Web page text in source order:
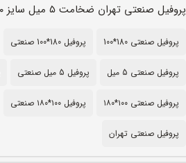
پروفیل صنعتی تهران ضخامت ۵ میل سایز ۱۸۰*۱۰۰ طول ۶ متر
پروفیل صنعتی 180*100 پروفیل 180*100 صنعتی
پروفیل صنعتی 5 میل پروفیل 5 میل صنعتی
پروفیل صنعتی ۱۰۰*۱۸۰ پروفیل ۱۰۰*۱۸۰ صنعتی
پروفیل صنعتی تهران